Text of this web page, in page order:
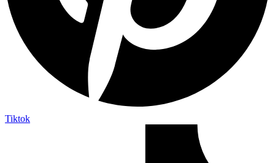
Tiktok